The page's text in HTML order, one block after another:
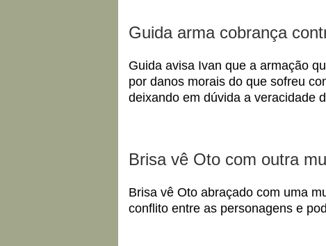
Guida arma cobrança
Guida avisa Ivan que a armação
por danos morais do que sofreu
deixando em dúvida a veracidade
Brisa vê Oto com outra
Brisa vê Oto abraçado com uma
conflito entre as personagens e